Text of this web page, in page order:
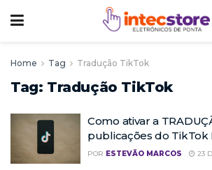
Home Tag Tradução TikTok
Tag: Tradução TikTok
Como ativar a
publicações do TikTok
POR ESTEVÃO MARCOS 23